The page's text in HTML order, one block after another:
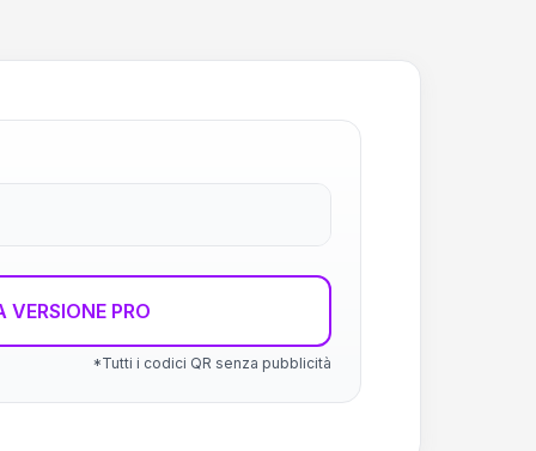
VERSIONE PRO
*Tutti i codici QR senza pubblicità